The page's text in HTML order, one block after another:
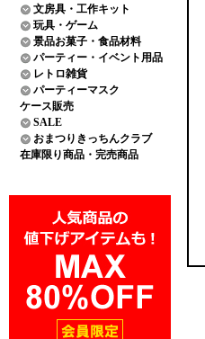
文房具・工作キット
玩具・ゲーム
景品お菓子・食品材料
パーティー・イベント用品
レトロ雑貨
パーティーマスク
ケース販売
SALE
おまつりきっちんクラブ
在庫限り商品・完売商品